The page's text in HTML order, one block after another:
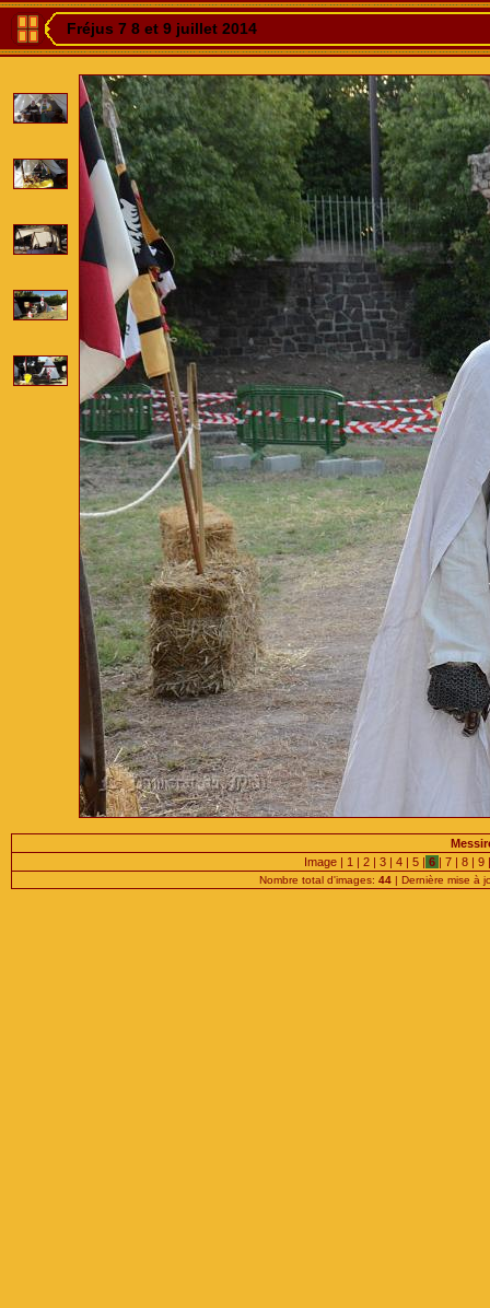
Fréjus 7 8 et 9 juillet 2014
Image | 1 | 2 | 3 | 4 | 5 | 6 | 7 | 8 | 9 |
Nombre total d'images: 44 | Dernière mise à